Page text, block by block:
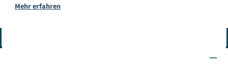
Mehr erfahren